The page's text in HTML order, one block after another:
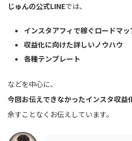
じゅんの公式LINEでは、
インスタアフィで稼ぐロードマッ
収益化に向けた詳しいノウハウ
各種テンプレート
などを中心に、
今回お伝えできなかったインスタ収益
余すことなくお伝えしています。